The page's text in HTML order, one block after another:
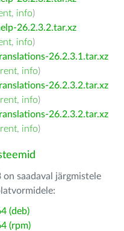
, info)
26.2.3.2.tar.xz
, info)
26.2.3.1.tar.xz
, info)
26.2.3.2.tar.xz
, info)
26.2.3.2.tar.xz
, info)
on saadaval järgmistele
(deb)
(rpm)